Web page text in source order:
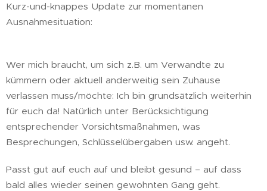
Kurz-und-knappes Update zur momentanen
Ausnahmesituation:
Wer mich braucht, um sich z.B. um Verwandte zu
kümmern oder aktuell anderweitig sein Zuhause
verlassen muss/möchte: Ich bin grundsätzlich weiterhin
für euch da! Natürlich unter Berücksichtigung
entsprechender Vorsichtsmaßnahmen, was
Besprechungen, Schlüsselübergaben usw. angeht.
Passt gut auf euch auf und bleibt gesund – auf dass
bald alles wieder seinen gewohnten Gang geht. 🍀😷🌞